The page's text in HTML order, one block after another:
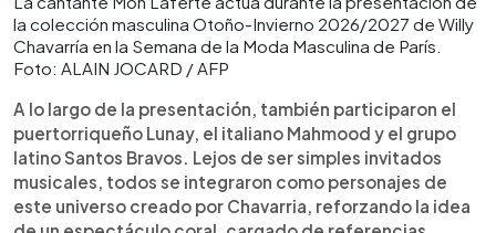
la colección masculina Otoño-Invierno 2026/2027 de Willy
Chavarría en la Semana de la Moda Masculina de París.
Foto: ALAIN JOCARD / AFP
A lo largo de la presentación, también participaron el
puertorriqueño Lunay, el italiano Mahmood y el grupo
latino Santos Bravos. Lejos de ser simples invitados
musicales, todos se integraron como personajes de
este universo creado por Chavarria, reforzando la idea